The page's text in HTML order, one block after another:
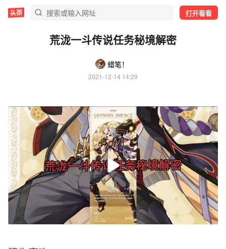
打开看看
荒泷一斗传说任务秘境解密
蜡笔！
2021-12-14 14:29